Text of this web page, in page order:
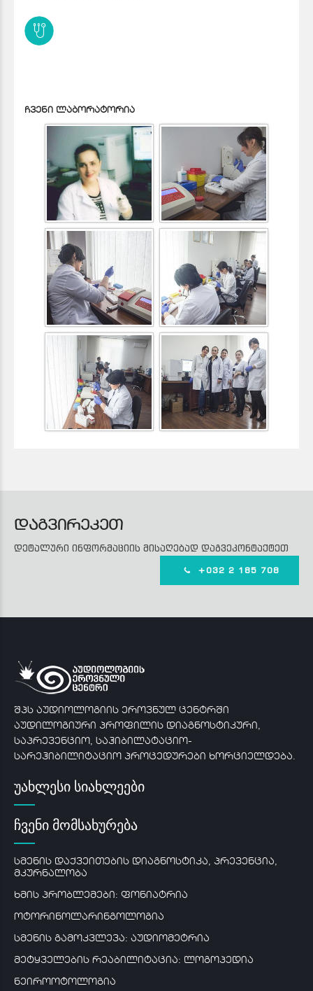
ჩვენი ლაბორატორია
დაგვირეკეთ
დეტალური ინფორმაციის მისაღებად დაგვეკონტაქტეთ
+032 2 185 708
შპს აუდიოლოგიის ეროვნულ ცენტრში
აუდილოგიური პროფილის დიაგნოსტიკური,
საპრევენციო, საჰიბილატაციო-
სარეჰიბილიტაციო პროცედურები ხორციელდება.
უახლესი სიახლეები
ჩვენი მომსახურება
სმენის დაქვეითების დიაგნოსტიკა, პრევენცია,
მკურნალობა
ხმის პრობლემები: ფონიატრია
ოტორინოლარინგოლოგია
სმენის გამოკვლევა: აუდიომეტრია
მეტყველების რეაბილიტაცია: ლოგოპედია
ნეიროოტოლოგია